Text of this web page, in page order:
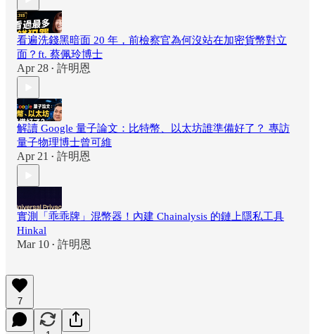
看遍洗錢黑暗面 20 年，前檢察官為何沒站在加密貨幣對立
面？ft. 蔡佩玲博士
Apr 28 • 許明恩
解讀 Google 量子論文：比特幣、以太坊誰準備好了？ 專訪
量子物理博士曾可維
Apr 21 • 許明恩
實測「乖乖牌」混幣器！內建 Chainalysis 的鏈上隱私工具
Hinkal
Mar 10 • 許明恩
7